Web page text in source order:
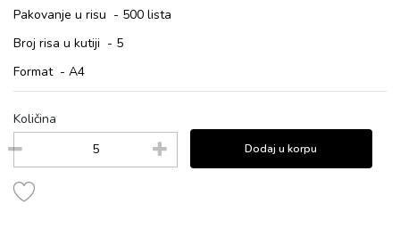
Pakovanje u risu - 500 lista
Broj risa u kutiji - 5
Format - A4
Količina
Dodaj u korpu